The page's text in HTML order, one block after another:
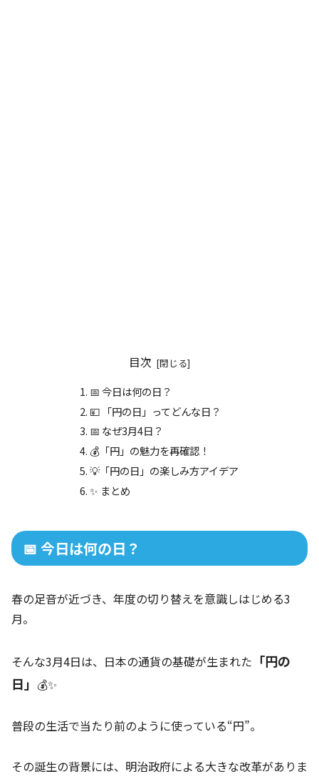
目次
📅 今日は何の日？
💴 「円の日」ってどんな日？
📅 なぜ3月4日？
💰「円」の魅力を再確認！
💡「円の日」の楽しみ方アイデア
✨ まとめ
📅 今日は何の日？
春の足音が近づき、年度の切り替えを意識しはじめる3
月。
そんな3月4日は、日本の通貨の基礎が生まれた 「円の
日」 💰✨
普段の生活で当たり前のように使っている“円”。
その誕生の背景には、明治政府による大きな改革がありま